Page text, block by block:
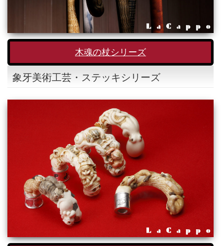
木魂の杖シリーズ
象牙美術工芸・ステッキシリーズ